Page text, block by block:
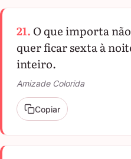
21. O que importa
quer ficar sexta à
inteiro.
Amizade Colorida
Copiar